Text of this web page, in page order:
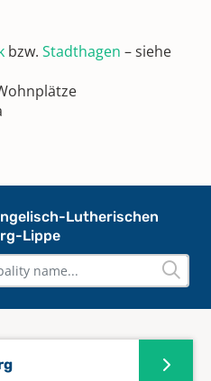
Lutherischen
Lippe
bzw. Stadthagen – siehe